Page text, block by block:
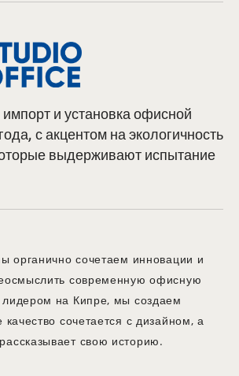
и установка офисной
с акцентом на экологичность
выдерживают испытание
органично сочетаем инновации и
современную офисную
на Кипре, мы создаем
качество сочетается с дизайном, а
свою историю.